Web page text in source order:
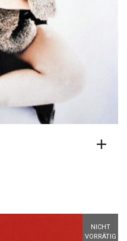
NICHT
VORRÄTIG